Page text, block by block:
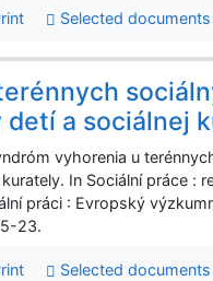
Selected documents
a sociálnej
vyhorenia u
In Sociální práce :
práci : Evropský
23.
Selected documents